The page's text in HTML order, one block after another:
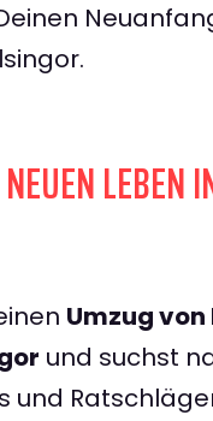
LEBEN
Umzug
und suchst
und